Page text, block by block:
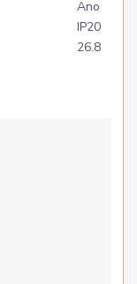
Ano
IP20
26.8